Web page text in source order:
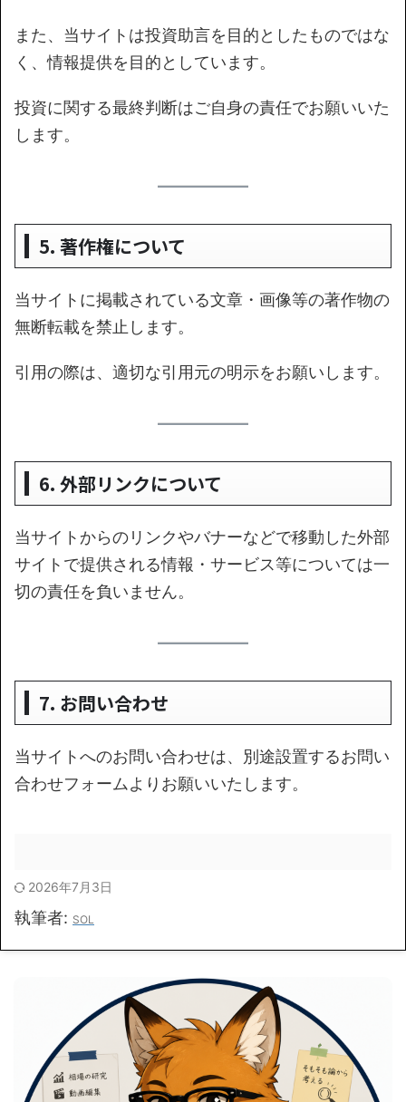
また、当サイトは投資助言を目的としたものではな
く、情報提供を目的としています。
投資に関する最終判断はご自身の責任でお願いいた
します。
5. 著作権について
当サイトに掲載されている文章・画像等の著作物の
無断転載を禁止します。
引用の際は、適切な引用元の明示をお願いします。
6. 外部リンクについて
当サイトからのリンクやバナーなどで移動した外部
サイトで提供される情報・サービス等については一
切の責任を負いません。
7. お問い合わせ
当サイトへのお問い合わせは、別途設置するお問い
合わせフォームよりお願いいたします。
2026年7月3日
執筆者: SOL